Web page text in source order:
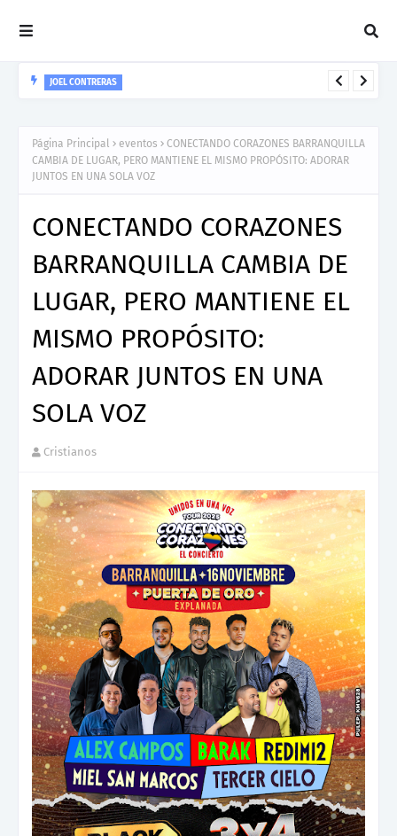
JOEL CONTRERAS
Página Principal eventos
CONECTANDO CORAZONES BARRANQUILLA
CAMBIA DE LUGAR, PERO MANTIENE EL MISMO PROPÓSITO: ADORAR
JUNTOS EN UNA SOLA VOZ
CONECTANDO CORAZONES
BARRANQUILLA CAMBIA DE
LUGAR, PERO MANTIENE EL
MISMO PROPÓSITO:
ADORAR JUNTOS EN UNA
SOLA VOZ
Cristianos